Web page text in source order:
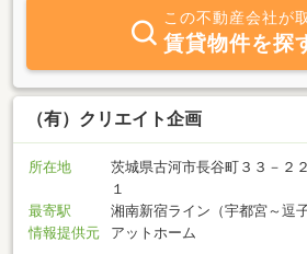
この不動産会社が
賃貸物件を探
（有）クリエイト企画
所在地
茨城県古河市長谷町３３－２
１
最寄駅
湘南新宿ライン（宇都宮～逗
情報提供元
アットホーム